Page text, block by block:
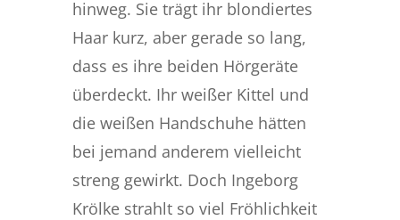
hinweg. Sie trägt ihr blondiertes
Haar kurz, aber gerade so lang,
dass es ihre beiden Hörgeräte
überdeckt. Ihr weißer Kittel und
die weißen Handschuhe hätten
bei jemand anderem vielleicht
streng gewirkt. Doch Ingeborg
Krölke strahlt so viel Fröhlichkeit